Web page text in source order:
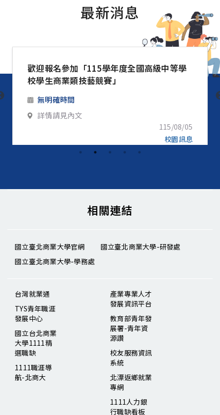
最新消息
歡迎報名參加「115學年度全國高級中等學
校學生商業類技藝競賽」
無明確時間
詳情請見內文
115/08/05
校園訊息
相關連結
國立臺北商業大學官網
國立臺北商業大學-研發處
國立臺北商業大學-學務處
台灣就業通
TYS青年職涯
發展中心
國立台北商業
大學1111精
選職缺
1111職涯導
航-北商大
產業專業人才
發展資訊平台
教育部青年發
展署-青年資
源讚
校友服務資訊
系統
北漂返鄉就業
專網
1111人力銀
行職缺看板